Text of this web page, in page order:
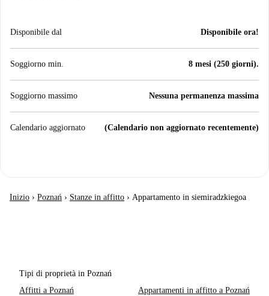
Disponibile dal Disponibile ora!
Soggiorno min. 8 mesi (250 giorni).
Soggiorno massimo Nessuna permanenza massima
Calendario aggiornato (Calendario non aggiornato recentemente)
Inizio › Poznań › Stanze in affitto › Appartamento in siemiradzkiegoa
Tipi di proprietà in Poznań
Affitti a Poznań
Appartamenti in affitto a Poznań